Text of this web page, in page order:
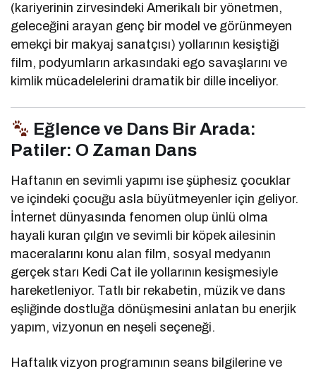
(kariyerinin zirvesindeki Amerikalı bir yönetmen,
geleceğini arayan genç bir model ve görünmeyen
emekçi bir makyaj sanatçısı) yollarının kesiştiği
film, podyumların arkasındaki ego savaşlarını ve
kimlik mücadelelerini dramatik bir dille inceliyor.
Eğlence ve Dans Bir Arada:
Patiler: O Zaman Dans
Haftanın en sevimli yapımı ise şüphesiz çocuklar
ve içindeki çocuğu asla büyütmeyenler için geliyor.
İnternet dünyasında fenomen olup ünlü olma
hayali kuran çılgın ve sevimli bir köpek ailesinin
maceralarını konu alan film, sosyal medyanın
gerçek starı Kedi Cat ile yollarının kesişmesiyle
hareketleniyor. Tatlı bir rekabetin, müzik ve dans
eşliğinde dostluğa dönüşmesini anlatan bu enerjik
yapım, vizyonun en neşeli seçeneği.
Haftalık vizyon programının seans bilgilerine ve